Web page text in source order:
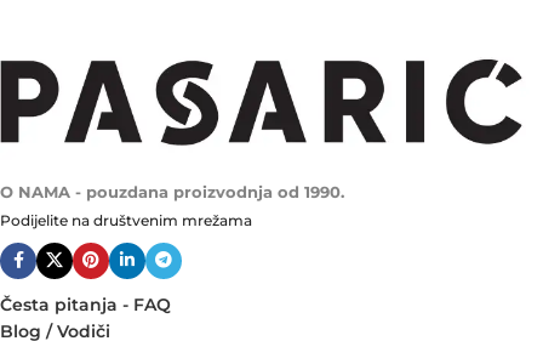
O NAMA - pouzdana proizvodnja od 1990.
Podijelite na društvenim mrežama
Česta pitanja - FAQ
Blog / Vodiči